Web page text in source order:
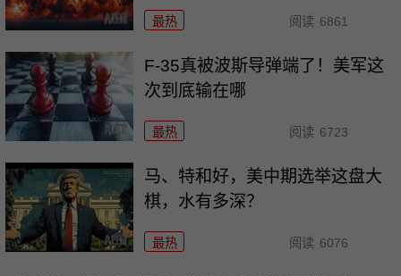
最热 阅读 6861
F-35真被波斯导弹端了！美军这
次到底输在哪
最热 阅读 6723
马、特和好，美中期选举这盘大
棋，水有多深？
最热 阅读 6076